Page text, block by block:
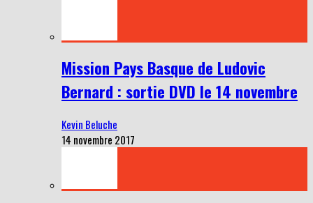
Mission Pays Basque de Ludovic
Bernard : sortie DVD le 14 novembre
Kevin Beluche
14 novembre 2017